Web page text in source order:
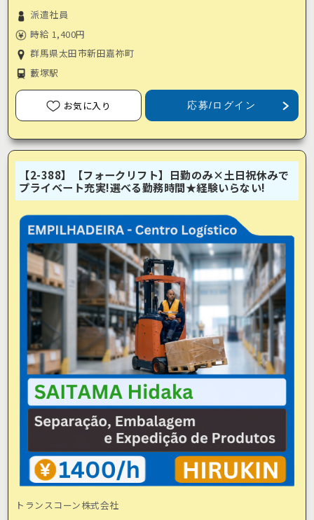
派遣社員
時給 1,400円
群馬県太田市新田嘉祢町
藪塚駅
お気に入り 応募/ログイン
【2-388】【フォークリフト】日勤のみ×土日祝休みで
プライベート充実!選べる勤務時間★経験いらない!
トランスコーン株式会社